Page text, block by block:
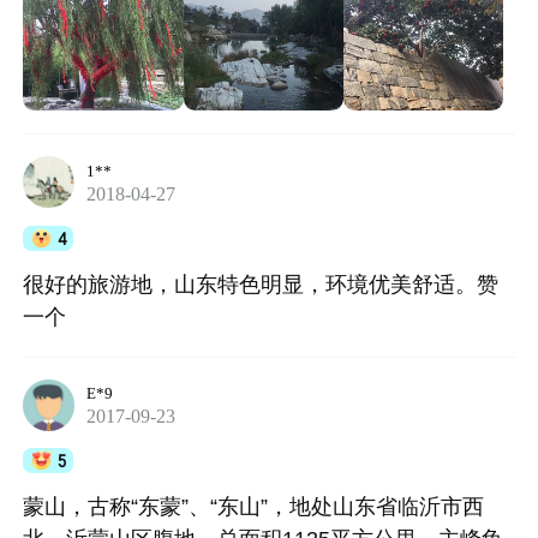
1**
2018-04-27
4
很好的旅游地，山东特色明显，环境优美舒适。赞
一个
E*9
2017-09-23
5
蒙山，古称“东蒙”、“东山”，地处山东省临沂市西